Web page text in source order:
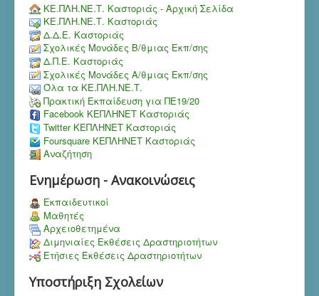
ΚΕ.ΠΛΗ.ΝΕ.Τ. Καστοριάς - Αρχική Σελίδα
ΚΕ.ΠΛΗ.ΝΕ.Τ. Καστοριάς
Δ.Δ.Ε. Καστοριάς
Σχολικές Μονάδες Β/θμιας Εκπ/σης
Δ.Π.Ε. Καστοριάς
Σχολικές Μονάδες Α/θμιας Εκπ/σης
Όλα τα ΚΕ.ΠΛΗ.ΝΕ.Τ.
Πρακτική Εκπαίδευση για ΠΕ19/20
Facebook ΚΕΠΛΗΝΕΤ Καστοριάς
Twitter ΚΕΠΛΗΝΕΤ Καστοριάς
Foursquare ΚΕΠΛΗΝΕΤ Καστοριάς
Αναζήτηση
Ενημέρωση - Ανακοινώσεις
Εκπαιδευτικοί
Μαθητές
Αρχειοθετημένα
Διμηνιαίες Εκθέσεις Δραστηριοτήτων
Ετήσιες Εκθέσεις Δραστηριοτήτων
Υποστήριξη Σχολείων